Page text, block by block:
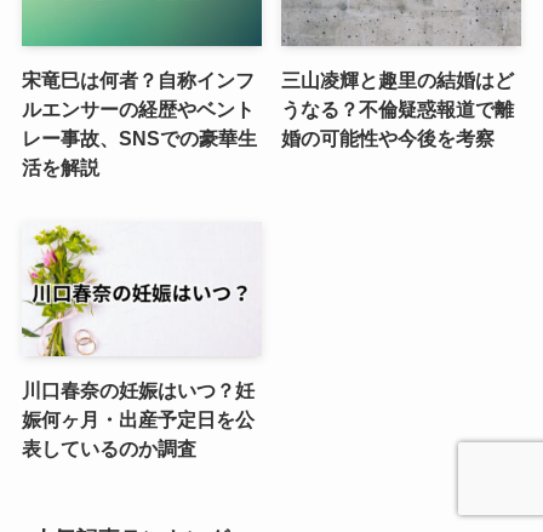
宋竜巳は何者？自称インフ
ルエンサーの経歴やベント
レー事故、SNSでの豪華生
活を解説
三山凌輝と趣里の結婚はど
うなる？不倫疑惑報道で離
婚の可能性や今後を考察
川口春奈の妊娠はいつ？妊
娠何ヶ月・出産予定日を公
表しているのか調査